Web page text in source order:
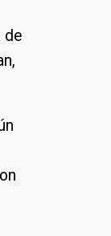
de